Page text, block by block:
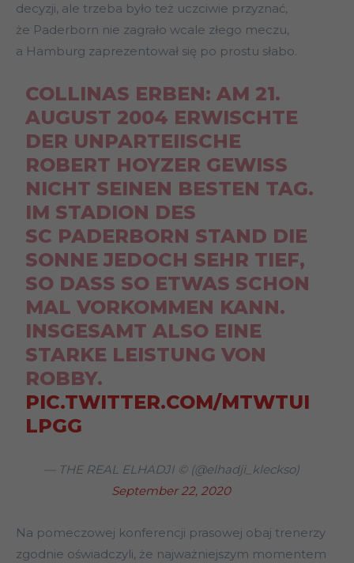
decyzji, ale trzeba było też uczciwie przyznać,
że Paderborn nie zagrało wcale złego meczu,
a Hamburg zaprezentował się po prostu słabo.
COLLINAS ERBEN: AM 21.
AUGUST 2004 ERWISCHTE
DER UNPARTEIISCHE
ROBERT HOYZER GEWISS
NICHT SEINEN BESTEN TAG.
IM STADION DES
SC PADERBORN STAND DIE
SONNE JEDOCH SEHR TIEF,
SO DASS SO ETWAS SCHON
MAL VORKOMMEN KANN.
INSGESAMT ALSO EINE
STARKE LEISTUNG VON
ROBBY.
PIC.TWITTER.COM/MTWTUI
LPGG
— THE REAL ELHADJI ©️ (@elhadji_kleckso)
September 22, 2020
Na pomeczowej konferencji prasowej obaj trenerzy
zgodnie oświadczyli, że najważniejszym momentem